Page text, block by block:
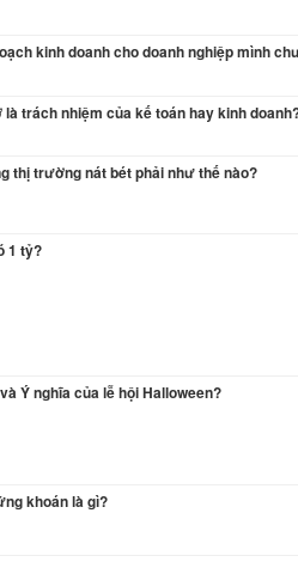
kinh doanh cho doanh nghiệp mình
là trách nhiệm của kế toán hay kinh
thị trường nát bét phải như thế nào?
1 tỷ?
Ý nghĩa của lễ hội Halloween?
khoán là gì?